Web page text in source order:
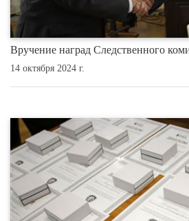
Вручение наград Следственного
14 октября 2024 г.